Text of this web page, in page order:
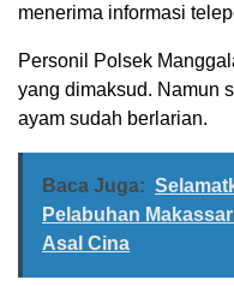
menerima informasi
Personil Polsek
yang dimaksud. Namun
ayam sudah berlarian.
Baca Juga:
Pelabuhan
Asal Cina